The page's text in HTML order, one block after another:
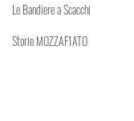
Le Bandiere a Scacchi
Storie MOZZAF1ATO